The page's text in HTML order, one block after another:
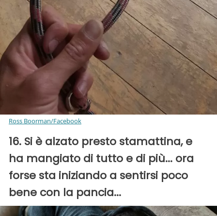
Ross Boorman/Facebook
16. Si è alzato presto stamattina, e
ha mangiato di tutto e di più... ora
forse sta iniziando a sentirsi poco
bene con la pancia...